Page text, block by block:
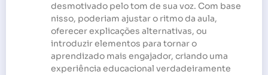
desmotivado pelo tom de sua voz. Com base
nisso, poderiam ajustar o ritmo da aula,
oferecer explicações alternativas, ou
introduzir elementos para tornar o
aprendizado mais engajador, criando uma
experiência educacional verdadeiramente